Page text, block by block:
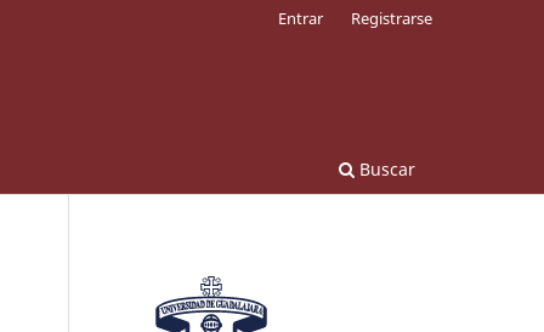
Buscar
Entrar Registrarse